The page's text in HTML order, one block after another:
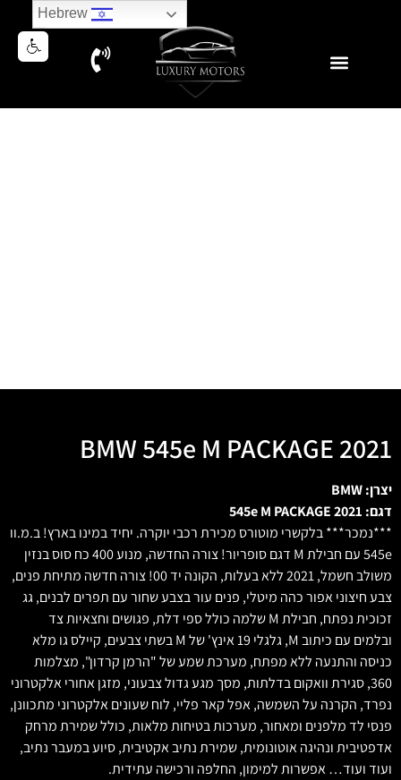
BMW 545e M PACKAGE 2021
יצרן: BMW
דגם: 545e M PACKAGE 2021
***נמכר*** בלקשרי מוטורס מכירת רכבי יוקרה. יחיד במינו בארץ! ב.מ.וו
545e עם חבילת M דגם סופריור! צורה החדשה, מנוע 400 כח סוס בנזין
משולב חשמל, 2021 ללא בעלות, הקונה יד 00! צורה חדשה מתיחת פנים,
צבע חיצוני אפור כהה מיטלי, פנים עור בצבע שחור עם תפרים לבנים, גג
זכוכית נפתח, חבילת M שלמה כולל ספי דלת, פגושים וחצאיות צד
ובלמים עם כיתוב M, גלגלי 19 אינץ' של M בשתי צבעים, קיילס גו מלא
כניסה והתנעה ללא מפתח, מערכת שמע של "הרמן קרדון", מצלמות
360, סגירת וואקום בדלתות, מסך מגע גדול צבעוני, מזגן אחורי אלקטרוני
נפרד, הקרנה על השמשה, אפל קאר פליי, לוח שעונים אלקטרוני מתכוונן,
פנסי לד מלפנים ומאחור, מערכות בטיחות מלאות, כולל שמירת מרחק
אדפטיבית ונהיגה אוטונומית, שמירת נתיב אקטיבית, סיוע במעבר נתיב,
ועוד ועוד… אפשרות למימון, החלפה ורכישה עתידית.
Hebrew